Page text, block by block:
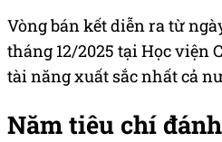
Vòng bán kết diễn ra từ
tháng 12/2025 tại Học viện
tài năng xuất sắc nhất cả
Năm tiêu chí